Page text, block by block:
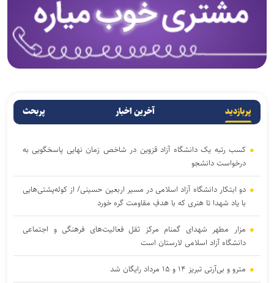
پربازدید آخرین اخبار پربحث
کسب رتبه یک دانشگاه آزاد قزوین در شاخص زمان نهایی پاسخگویی به
درخواست دانشجو
دو ابتکار دانشگاه آزاد اسلامی در مسیر اربعین حسینی/ از کوله‌پشتی‌هایی
با یاد شهدا تا هنری که با هدفِ مقاومت گره خورد
مزار مطهر شهدای گمنام مرکز ثقل فعالیت‌های فرهنگی و اجتماعی
دانشگاه آزاد اسلامی لارستان است
مترو و بی‌آرتی تبریز ۱۴ و ۱۵ مرداد رایگان شد